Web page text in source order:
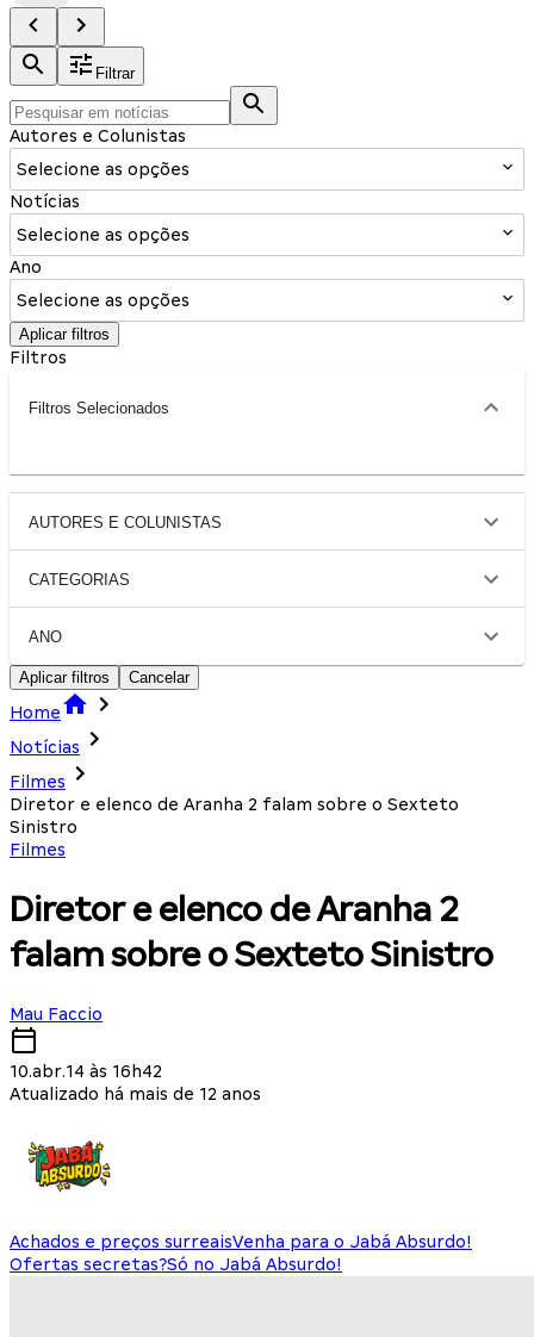
Filtrar
Autores e Colunistas
Selecione as opções
Notícias
Selecione as opções
Ano
Selecione as opções
Aplicar filtros
Filtros
Filtros Selecionados
AUTORES E COLUNISTAS
CATEGORIAS
ANO
Aplicar filtros Cancelar
Home
Notícias
Filmes
Diretor e elenco de Aranha 2 falam sobre o Sexteto
Sinistro
Filmes
Diretor e elenco de Aranha 2
falam sobre o Sexteto Sinistro
Mau Faccio
10.abr.14 às 16h42
Atualizado há mais de 12 anos
Achados e preços surreaisVenha para o Jabá Absurdo!
Ofertas secretas?Só no Jabá Absurdo!